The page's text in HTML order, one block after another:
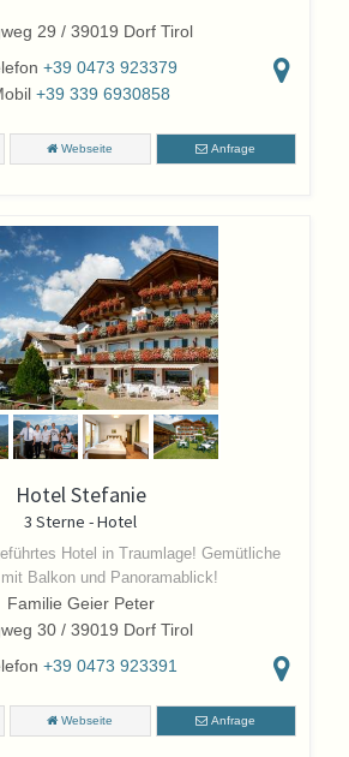
29 / 39019 Dorf Tirol
+39 0473 923379
+39 339 6930858
Webseite Anfrage
Hotel Stefanie
3 Sterne - Hotel
Hotel in Traumlage! Gemütliche
Balkon und Panoramablick!
Familie Geier Peter
30 / 39019 Dorf Tirol
+39 0473 923391
Webseite Anfrage